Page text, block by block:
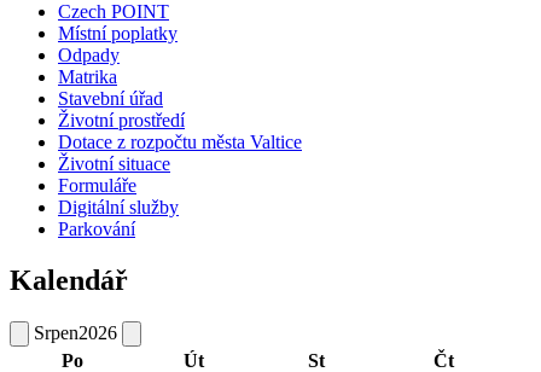
Czech POINT
Místní poplatky
Odpady
Matrika
Stavební úřad
Životní prostředí
Dotace z rozpočtu města Valtice
Životní situace
Formuláře
Digitální služby
Parkování
Kalendář
Srpen2026
Po
Út St Čt